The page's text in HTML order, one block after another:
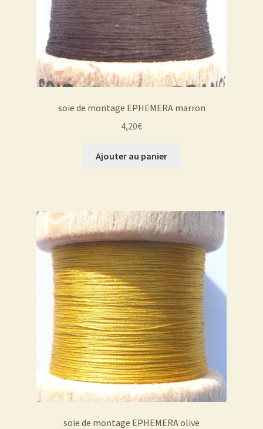
soie de montage EPHEMERA marron
4,20€
Ajouter au panier
soie de montage EPHEMERA olive